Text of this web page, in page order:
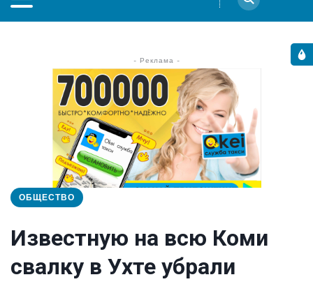
- Реклама -
ОБЩЕСТВО
Известную на всю Коми
свалку в Ухте убрали